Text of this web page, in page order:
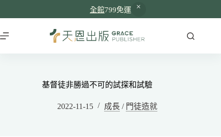
全館799免運
基督徒非勝過不可的試探和試驗
2022-11-15 成長/ 門徒造就